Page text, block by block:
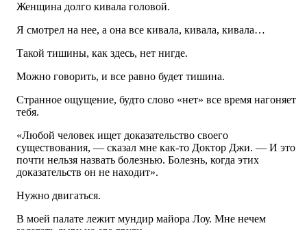
Женщина долго кивала головой.
Я смотрел на нее, а она все кивала, кивала, кивала…
Такой тишины, как здесь, нет нигде.
Можно говорить, и все равно будет тишина.
Странное ощущение, будто слово «нет» все время нагоняет
тебя.
«Любой человек ищет доказательство своего
существования, — сказал мне как-то Доктор Джи. — И это
почти нельзя назвать болезнью. Болезнь, когда этих
доказательств он не находит».
Нужно двигаться.
В моей палате лежит мундир майора Лоу. Мне нечем